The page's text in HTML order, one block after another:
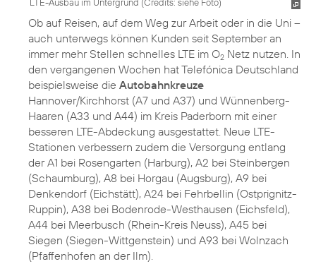
Ob auf Reisen, auf dem Weg zur Arbeit oder in die Uni –
auch unterwegs können Kunden seit September an
immer mehr Stellen schnelles LTE im O2 Netz nutzen. In
den vergangenen Wochen hat Telefónica Deutschland
beispielsweise die Autobahnkreuze
Hannover/Kirchhorst (A7 und A37) und Wünnenberg-
Haaren (A33 und A44) im Kreis Paderborn mit einer
besseren LTE-Abdeckung ausgestattet. Neue LTE-
Stationen verbessern zudem die Versorgung entlang
der A1 bei Rosengarten (Harburg), A2 bei Steinbergen
(Schaumburg), A8 bei Horgau (Augsburg), A9 bei
Denkendorf (Eichstätt), A24 bei Fehrbellin (Ostprignitz-
Ruppin), A38 bei Bodenrode-Westhausen (Eichsfeld),
A44 bei Meerbusch (Rhein-Kreis Neuss), A45 bei
Siegen (Siegen-Wittgenstein) und A93 bei Wolnzach
(Pfaffenhofen an der Ilm).